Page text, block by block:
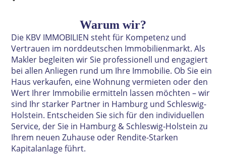
Warum wir?
Die KBV IMMOBILIEN steht für Kompetenz und
Vertrauen im norddeutschen Immobilienmarkt. Als
Makler begleiten wir Sie professionell und engagiert
bei allen Anliegen rund um Ihre Immobilie. Ob Sie ein
Haus verkaufen, eine Wohnung vermieten oder den
Wert Ihrer Immobilie ermitteln lassen möchten – wir
sind Ihr starker Partner in Hamburg und Schleswig-
Holstein. Entscheiden Sie sich für den individuellen
Service, der Sie in Hamburg & Schleswig-Holstein zu
Ihrem neuen Zuhause oder Rendite-Starken
Kapitalanlage führt.